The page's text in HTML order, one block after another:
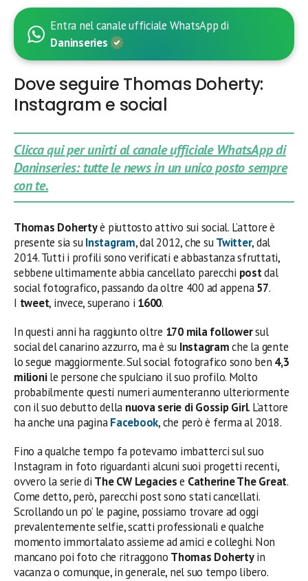
Entra nel canale ufficiale WhatsApp di
Daninseries
Dove seguire Thomas Doherty:
Instagram e social
Clicca qui per unirti al canale ufficiale WhatsApp di
Daninseries: tutte le news in un unico posto sempre
con te.
Thomas Dohertyè piuttosto attivo sui social. L’attore è
presente sia suInstagram, dal 2012, che suTwitter, dal
2014. Tutti i profili sono verificati e abbastanza sfruttati,
sebbene ultimamente abbia cancellato parecchi postdal
social fotografico, passando da oltre 400 ad appena57.
I tweet, invece, superano i 1600.
In questi anni ha raggiunto oltre 170 mila followersul
social del canarino azzurro, ma è su Instagramche la gente
lo segue maggiormente. Sul social fotografico sono ben 4,3
milionile persone che spulciano il suo profilo. Molto
probabilmente questi numeri aumenteranno ulteriormente
con il suo debutto della nuova serie di Gossip Girl. L’attore
ha anche una paginaFacebook, che però è ferma al 2018.
Fino a qualche tempo fa potevamo imbatterci sul suo
Instagram in foto riguardanti alcuni suoi progetti recenti,
ovvero la serie di The CW Legaciese Catherine The Great.
Come detto, però, parecchi post sono stati cancellati.
Scrollando un po’ le pagine, possiamo trovare ad oggi
prevalentemente selfie, scatti professionali e qualche
momento immortalato assieme ad amici e colleghi. Non
mancano poi foto che ritraggono Thomas Dohertyin
vacanza o comunque, in generale, nel suo tempo libero.